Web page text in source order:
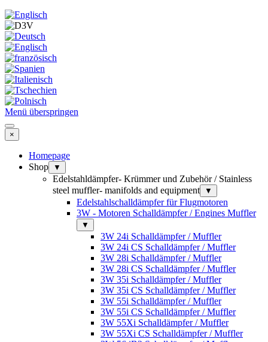
Menü überspringen
×
Homepage
Shop
▼
Edelstahldämpfer- Krümmer und Zubehör / Stainless
steel muffler- manifolds and equipment
▼
Edelstahlschalldämpfer für Flugmotoren
3W - Motoren Schalldämpfer / Engines Muffler
▼
3W 24i Schalldämpfer / Muffler
3W 24i CS Schalldämpfer / Muffler
3W 28i Schalldämpfer / Muffler
3W 28i CS Schalldämpfer / Muffler
3W 35i Schalldämpfer / Muffler
3W 35i CS Schalldämpfer / Muffler
3W 55i Schalldämpfer / Muffler
3W 55i CS Schalldämpfer / Muffler
3W 55Xi Schalldämpfer / Muffler
3W 55Xi CS Schalldämpfer / Muffler